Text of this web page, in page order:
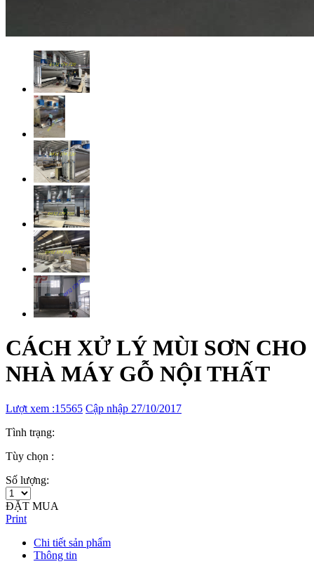
CÁCH XỬ LÝ MÙI SƠN CHO
NHÀ MÁY GỖ NỘI THẤT
Lượt xem :15565 Cập nhập 27/10/2017
Tình trạng:
Tùy chọn :
Số lượng:
ĐẶT MUA
Print
Chi tiết sản phẩm
Thông tin